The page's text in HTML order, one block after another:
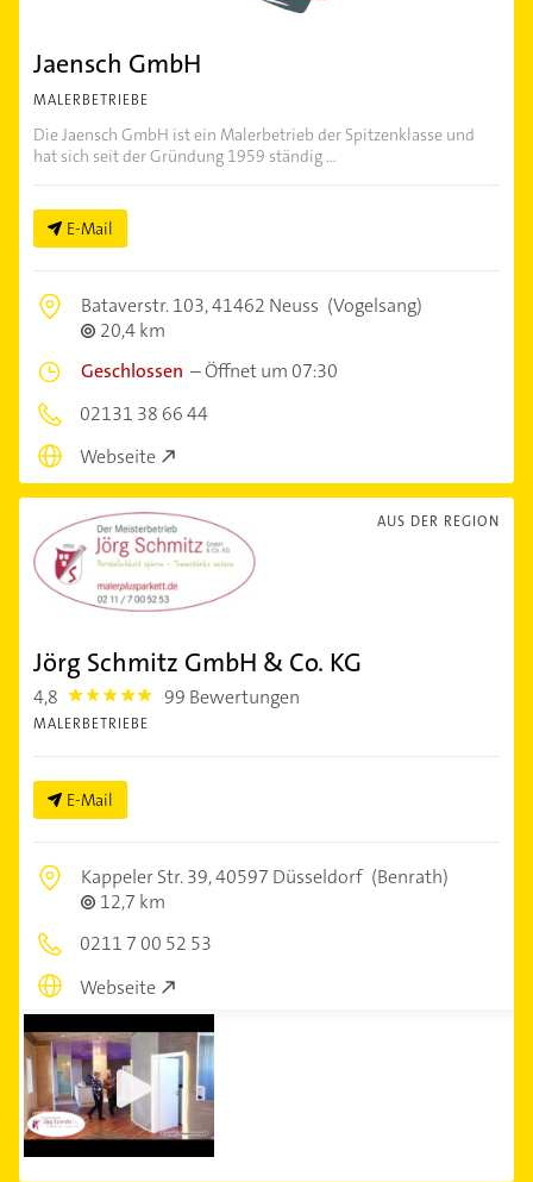
Jaensch GmbH
MALERBETRIEBE
Die Jaensch GmbH ist ein Malerbetrieb der Spitzenklasse und
hat sich seit der Gründung 1959 ständig ...
E-Mail
Bataverstr. 103,41462 Neuss (Vogelsang)
20,4 km
Geschlossen –Öffnet um 07:30
02131 38 66 44
Webseite
AUS DER REGION
Jörg Schmitz GmbH & Co. KG
4,8 4.8 99 Bewertungen
MALERBETRIEBE
E-Mail
Kappeler Str. 39,40597 Düsseldorf (Benrath)
12,7 km
0211 7 00 52 53
Webseite